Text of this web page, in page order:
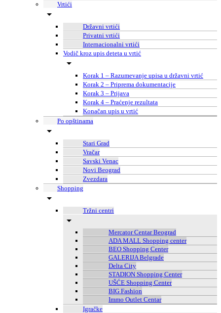
Vrtići
Državni vrtići
Privatni vrtići
Internacionalni vrtići
Vodič kroz upis deteta u vrtić
Korak 1 – Razumevanje upisa u državni vrtić
Korak 2 – Priprema dokumentacije
Korak 3 – Prijava
Korak 4 – Praćenje rezultata
Konačan upis u vrtić
Po opštinama
Stari Grad
Vračar
Savski Venac
Novi Beograd
Zvezdara
Shopping
Tržni centri
Mercator Centar Beograd
ADA MALL Shopping center
BEO Shopping Center
GALERIJA Belgrade
Delta City
STADION Shopping Center
UŠĆE Shopping Center
BIG Fashion
Immo Outlet Centar
Igračke